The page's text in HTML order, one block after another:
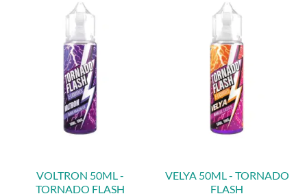
VOLTRON 50ML -
TORNADO FLASH
VELYA 50ML - TORNADO
FLASH